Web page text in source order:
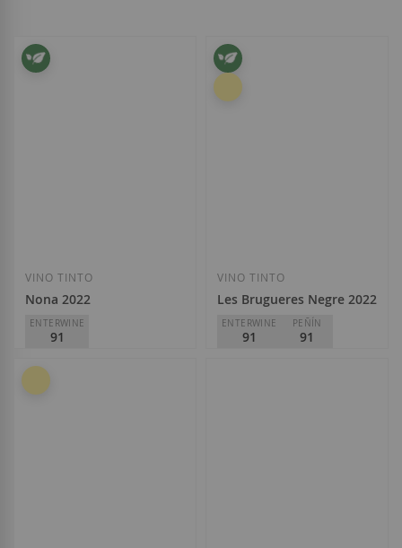
VINO TINTO
Nona 2022
ENTERWINE
91
La Conreria d'Scala Dei
D.O.
VINO TINTO
Les Brugueres Negre 2022
ENTERWINE
91
PEÑÍN
91